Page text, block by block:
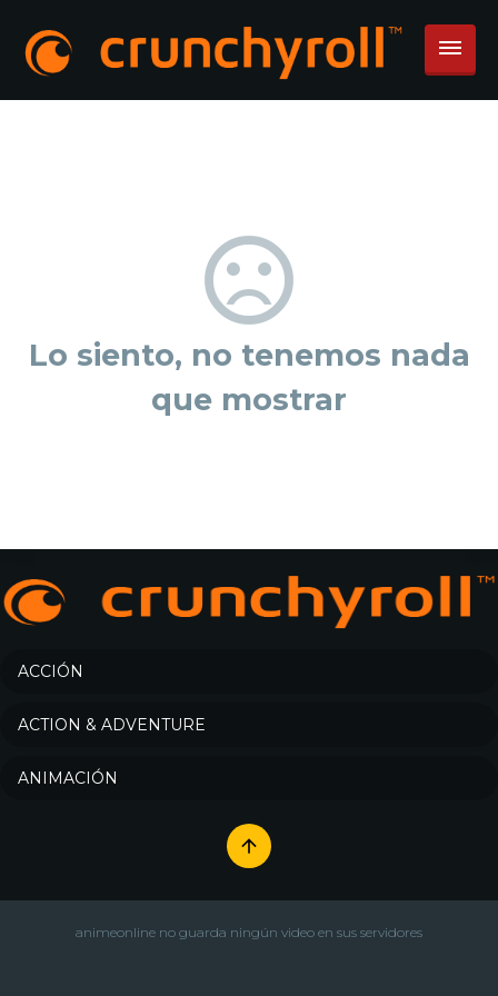
Lo siento, no tenemos nada
que mostrar
ACCIÓN
ACTION & ADVENTURE
ANIMACIÓN
animeonline no guarda ningún video en sus servidores